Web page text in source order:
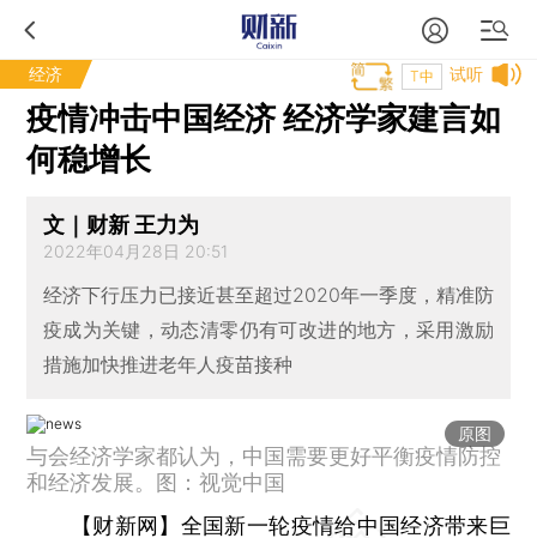
经济 试听
T中
疫情冲击中国经济 经济学家建言如
何稳增长
文｜财新 王力为
2022年04月28日 20:51
经济下行压力已接近甚至超过2020年一季度，精准防
疫成为关键，动态清零仍有可改进的地方，采用激励
措施加快推进老年人疫苗接种
原图
与会经济学家都认为，中国需要更好平衡疫情防控
和经济发展。图：视觉中国
【财新网】 全国新一轮疫情给中国经济带来巨